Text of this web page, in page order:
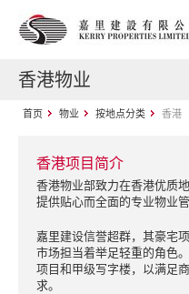
香港物业
首页 物业 按地点分类 香港
香港项目简介
香港物业部致力在香港优质
提供贴心而全面的专业物业管
嘉里建设信誉超群，其豪宅
市场担当着举足轻重的角色
项目和甲级写字楼，以满足
求。